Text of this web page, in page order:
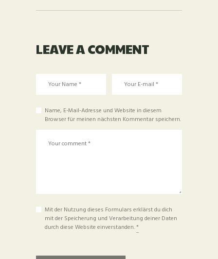
LEAVE A COMMENT
Name, E-Mail-Adresse und Website in diesem
Browser für meinen nächsten Kommentar speichern.
Mit der Nutzung dieses Formulars erklärst du dich
mit der Speicherung und Verarbeitung deiner Daten
durch diese Website einverstanden.*